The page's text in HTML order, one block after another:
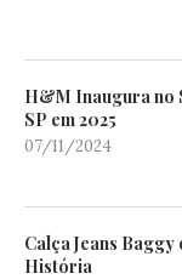
H&M Inaugura no
SP em 2025
07/11/2024
Calça Jeans Baggy
História